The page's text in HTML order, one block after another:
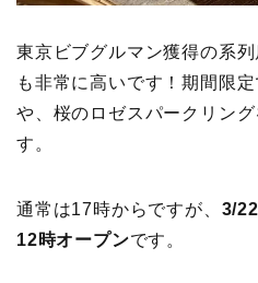
東京ビブグルマン獲得の系
も非常に高いです！期間限
や、桜のロゼスパークリン
す。
通常は17時からですが、 3/
12時オープンです。